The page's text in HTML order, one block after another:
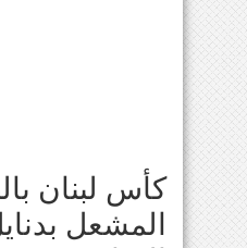
كأس لبنان
المشعل